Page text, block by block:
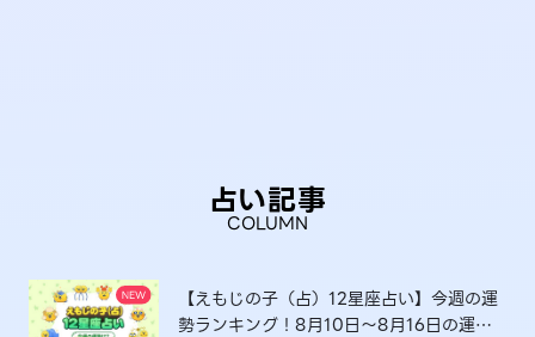
占い記事
COLUMN
【えもじの子（占）12星座占い】今週の運
勢ランキング！8月10日～8月16日の運勢